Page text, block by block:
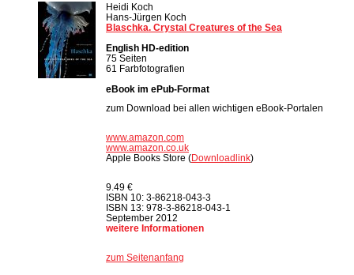
Heidi Koch
Hans-Jürgen Koch
Blaschka. Crystal Creatures of the Sea
English HD-edition
75 Seiten
61 Farbfotografien
eBook im ePub-Format
zum Download bei allen wichtigen eBook-Portalen
www.amazon.com
www.amazon.co.uk
Apple Books Store (Downloadlink)
9.49 €
ISBN 10: 3-86218-043-3
ISBN 13: 978-3-86218-043-1
September 2012
weitere Informationen
zum Seitenanfang